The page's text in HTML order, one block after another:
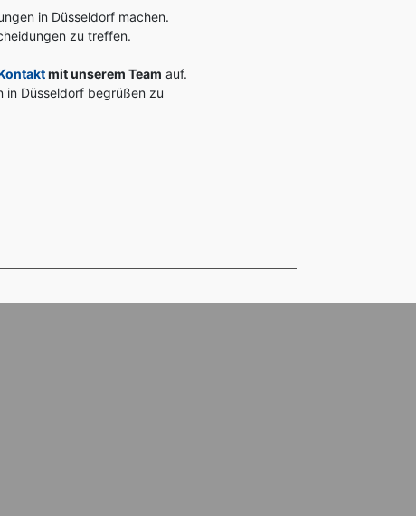
in Düsseldorf machen.
zu treffen.
mit unserem Team auf.
in Düsseldorf begrüßen zu